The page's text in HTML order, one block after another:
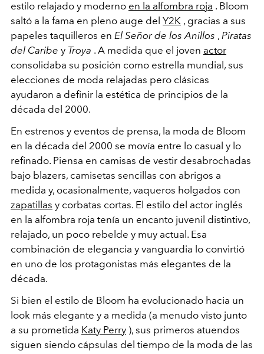
estilo relajado y moderno en la alfombra roja . Bloom
saltó a la fama en pleno auge del Y2K , gracias a sus
papeles taquilleros en El Señor de los Anillos , Piratas
del Caribe y Troya . A medida que el joven actor
consolidaba su posición como estrella mundial, sus
elecciones de moda relajadas pero clásicas
ayudaron a definir la estética de principios de la
década del 2000.
En estrenos y eventos de prensa, la moda de Bloom
en la década del 2000 se movía entre lo casual y lo
refinado. Piensa en camisas de vestir desabrochadas
bajo blazers, camisetas sencillas con abrigos a
medida y, ocasionalmente, vaqueros holgados con
zapatillas y corbatas cortas. El estilo del actor inglés
en la alfombra roja tenía un encanto juvenil distintivo,
relajado, un poco rebelde y muy actual. Esa
combinación de elegancia y vanguardia lo convirtió
en uno de los protagonistas más elegantes de la
década.
Si bien el estilo de Bloom ha evolucionado hacia un
look más elegante y a medida (a menudo visto junto
a su prometida Katy Perry ), sus primeros atuendos
siguen siendo cápsulas del tiempo de la moda de las